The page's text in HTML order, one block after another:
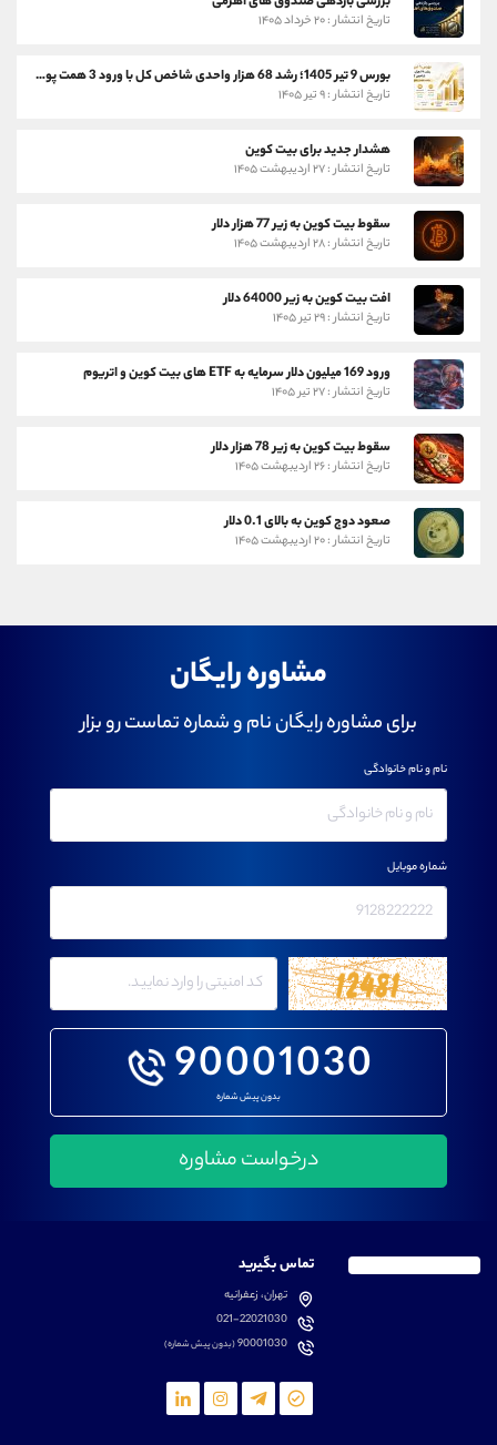
تاریخ انتشار : ۲۰ خرداد ۱۴۰۵
بورس 9 تیر 1405؛ رشد 68 هزار واحدی شاخص کل با ورود 3 همت پول حقیقی
تاریخ انتشار : ۹ تیر ۱۴۰۵
هشدار جدید برای بیت کوین
تاریخ انتشار : ۲۷ اردیبهشت ۱۴۰۵
سقوط بیت کوین به زیر 77 هزار دلار
تاریخ انتشار : ۲۸ اردیبهشت ۱۴۰۵
افت بیت کوین به زیر 64000 دلار
تاریخ انتشار : ۲۹ تیر ۱۴۰۵
ورود 169 میلیون دلار سرمایه به ETF های بیت کوین و اتریوم
تاریخ انتشار : ۲۷ تیر ۱۴۰۵
سقوط بیت کوین به زیر 78 هزار دلار
تاریخ انتشار : ۲۶ اردیبهشت ۱۴۰۵
صعود دوج کوین به بالای 0.1 دلار
تاریخ انتشار : ۲۰ اردیبهشت ۱۴۰۵
مشاوره رایگان
برای مشاوره رایگان نام و شماره تماست رو بزار
90001030
بدون پیش شماره
نام و نام خانوادگی
شماره موبایل
تماس بگیرید
تهران، زعفرانیه
021-22021030
90001030(بدون پیش شماره)